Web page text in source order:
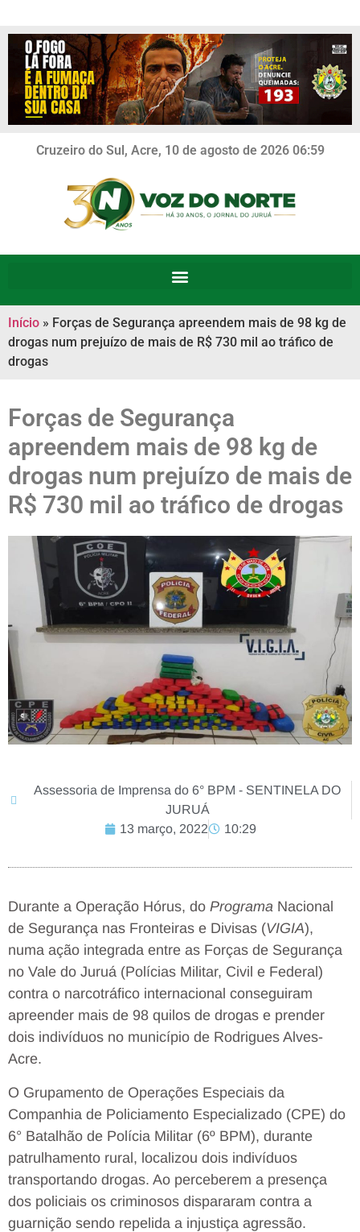
Cruzeiro do Sul, Acre, 10 de agosto de 2026 06:59
Início » Forças de Segurança apreendem mais de 98 kg de
drogas num prejuízo de mais de R$ 730 mil ao tráfico de
drogas
Forças de Segurança
apreendem mais de 98 kg de
drogas num prejuízo de mais de
R$ 730 mil ao tráfico de drogas
Assessoria de Imprensa do 6° BPM - SENTINELA DO
JURUÁ
13 março, 2022
10:29
Durante a Operação Hórus, do Programa Nacional
de Segurança nas Fronteiras e Divisas (VIGIA),
numa ação integrada entre as Forças de Segurança
no Vale do Juruá (Polícias Militar, Civil e Federal)
contra o narcotráfico internacional conseguiram
apreender mais de 98 quilos de drogas e prender
dois indivíduos no município de Rodrigues Alves-
Acre.
O Grupamento de Operações Especiais da
Companhia de Policiamento Especializado (CPE) do
6° Batalhão de Polícia Militar (6º BPM), durante
patrulhamento rural, localizou dois indivíduos
transportando drogas. Ao perceberem a presença
dos policiais os criminosos dispararam contra a
guarnição sendo repelida a injustiça agressão.